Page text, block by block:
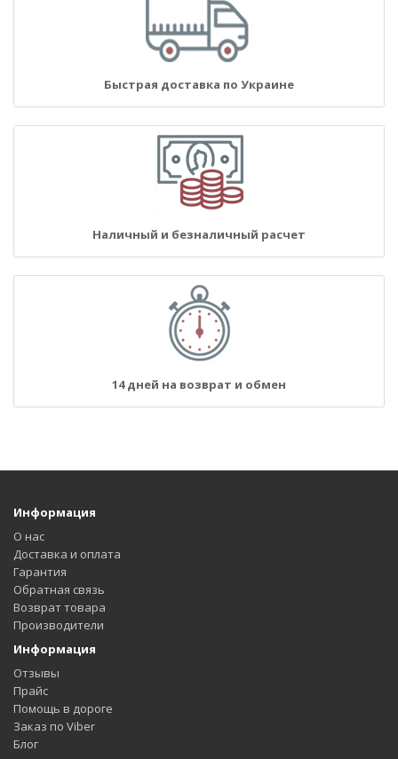
Быстрая доставка по Украине
Наличный и безналичный расчет
14 дней на возврат и обмен
Информация
О нас
Доставка и оплата
Гарантия
Обратная связь
Возврат товара
Производители
Информация
Отзывы
Прайс
Помощь в дороге
Заказ по Viber
Блог